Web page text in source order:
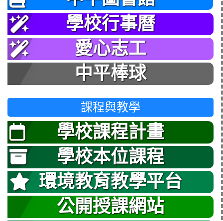
學校行事曆
愛心志工
中平棒球
課程與教學
學校課程計畫
學校本位課程
環境教育教學平台
公開授課網站